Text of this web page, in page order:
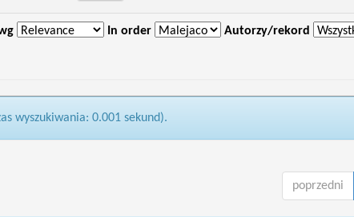
In order Autorzy/rekord
wyszukiwania: 0.001 sekund).
poprzedni